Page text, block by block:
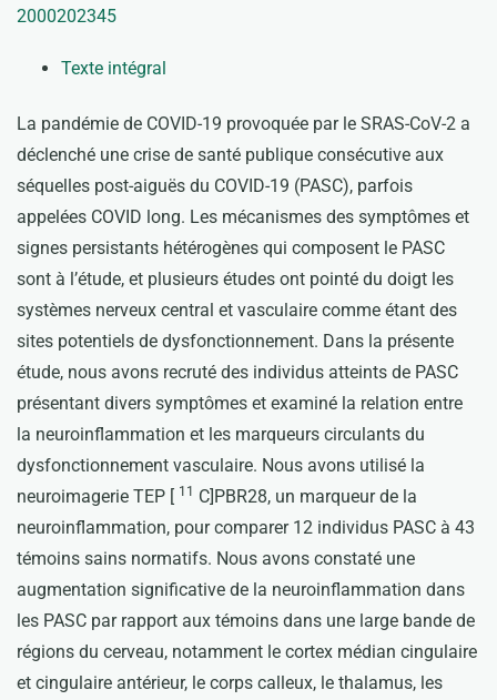
2000202345
Texte intégral
La pandémie de COVID-19 provoquée par le SRAS-CoV-2 a
déclenché une crise de santé publique consécutive aux
séquelles post-aiguës du COVID-19 (PASC), parfois
appelées COVID long. Les mécanismes des symptômes et
signes persistants hétérogènes qui composent le PASC
sont à l’étude, et plusieurs études ont pointé du doigt les
systèmes nerveux central et vasculaire comme étant des
sites potentiels de dysfonctionnement. Dans la présente
étude, nous avons recruté des individus atteints de PASC
présentant divers symptômes et examiné la relation entre
la neuroinflammation et les marqueurs circulants du
dysfonctionnement vasculaire. Nous avons utilisé la
neuroimagerie TEP [ 11 C]PBR28, un marqueur de la
neuroinflammation, pour comparer 12 individus PASC à 43
témoins sains normatifs. Nous avons constaté une
augmentation significative de la neuroinflammation dans
les PASC par rapport aux témoins dans une large bande de
régions du cerveau, notamment le cortex médian cingulaire
et cingulaire antérieur, le corps calleux, le thalamus, les